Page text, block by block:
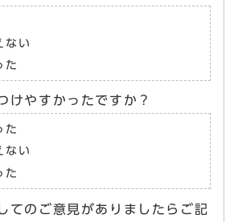
ない
た
けやすかったですか？
た
ない
た
てのご意見がありましたらご記